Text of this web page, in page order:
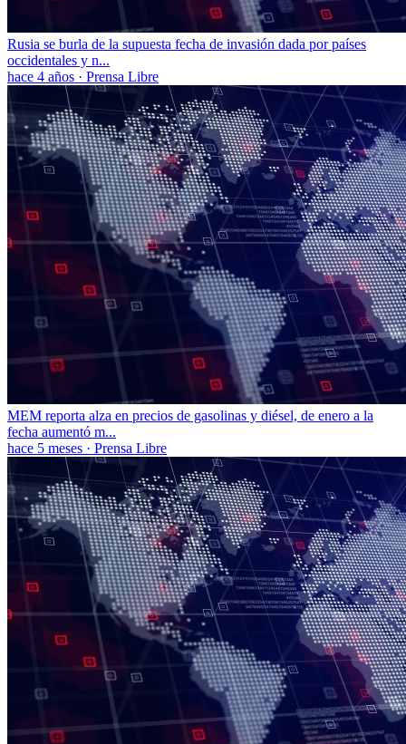
Rusia se burla de la supuesta fecha de invasión dada por países
occidentales y n...
hace 4 años · Prensa Libre
MEM reporta alza en precios de gasolinas y diésel, de enero a la
fecha aumentó m...
hace 5 meses · Prensa Libre